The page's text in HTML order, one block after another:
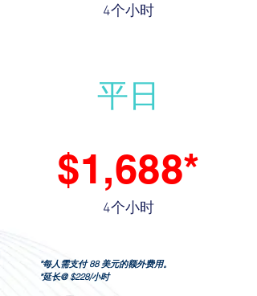
4个小时
平日
$1,688*
4个小时
* 每人需支付 88 美元的额外费用。
*延长@ $228/小时